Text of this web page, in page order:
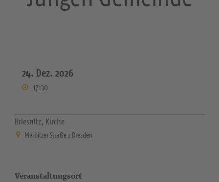
24. Dez. 2026
17:30
Briesnitz, Kirche
Merbitzer Straße 2 Dresden
Veranstaltungsort